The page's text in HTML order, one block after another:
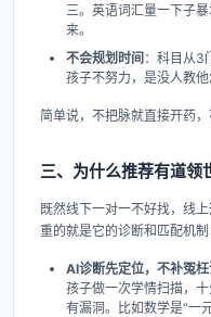
三。英语词汇量一下子
来。
不会规划时间 ：科目从3
孩子不努力，是没人教他
简单说，不把脉就直接开药，
三、为什么推荐有道领
既然线下一对一不好找，线
重的就是它的诊断和匹配机制
AI诊断先定位，不补冤
孩子做一次学情扫描，
有漏洞。比如数学是“一